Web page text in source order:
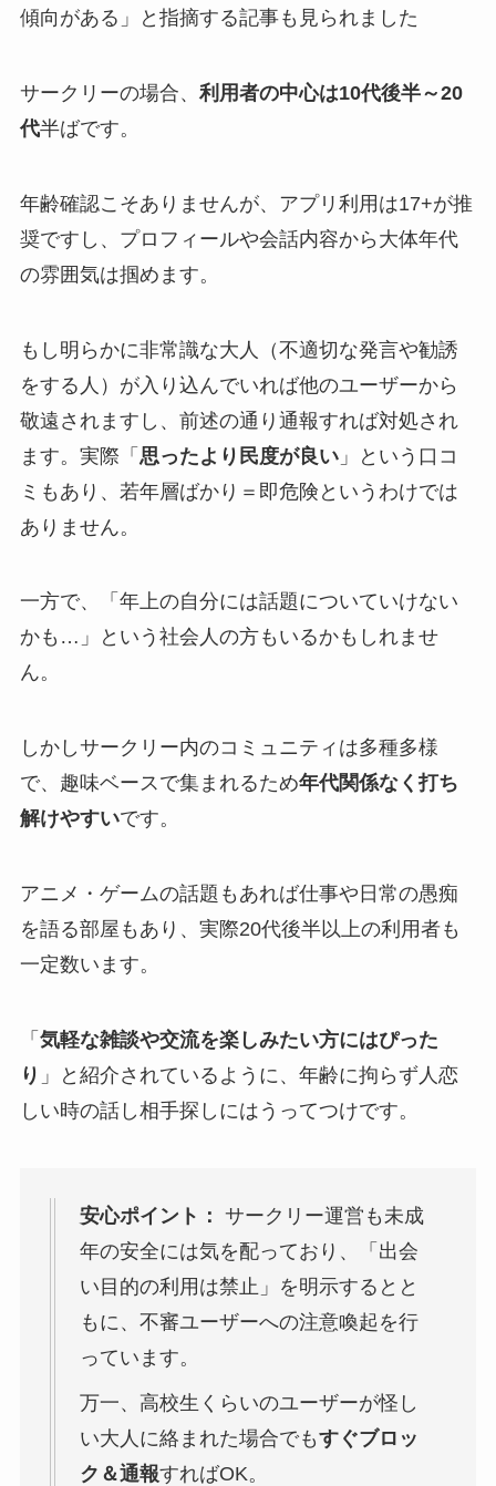
傾向がある」と指摘する記事も見られました​
サークリーの場合、 利用者の中心は10代後半～20
代半ばです​。
年齢確認こそありませんが、アプリ利用は17+が推
奨ですし、プロフィールや会話内容から大体年代
の雰囲気は掴めます。
もし明らかに非常識な大人（不適切な発言や勧誘
をする人）が入り込んでいれば他のユーザーから
敬遠されますし、前述の通り通報すれば対処され
ます。実際「 思ったより民度が良い」という口コ
ミもあり​、若年層ばかり＝即危険というわけでは
ありません。
一方で、「年上の自分には話題についていけない
かも…」という社会人の方もいるかもしれませ
ん。
しかしサークリー内のコミュニティは多種多様
で、趣味ベースで集まれるため年代関係なく打ち
解けやすいです。
アニメ・ゲームの話題もあれば仕事や日常の愚痴
を語る部屋もあり、実際20代後半以上の利用者も
一定数います。
「 気軽な雑談や交流を楽しみたい方にはぴった
り 」と紹介されているように​、年齢に拘らず人恋
しい時の話し相手探しにはうってつけです。
安心ポイント： サークリー運営も未成
年の安全には気を配っており、「出会
い目的の利用は禁止」を明示するとと
もに、不審ユーザーへの注意喚起を行
っています​。
万一、高校生くらいのユーザーが怪し
い大人に絡まれた場合でもすぐブロッ
ク＆通報すればOK。